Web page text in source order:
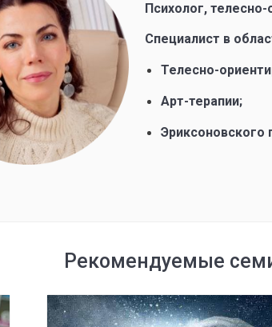
Психолог,
Специалист в
Телесно-
Арт-терапии;
Эриксоновского
Рекомендуемые